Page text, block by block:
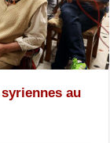
au